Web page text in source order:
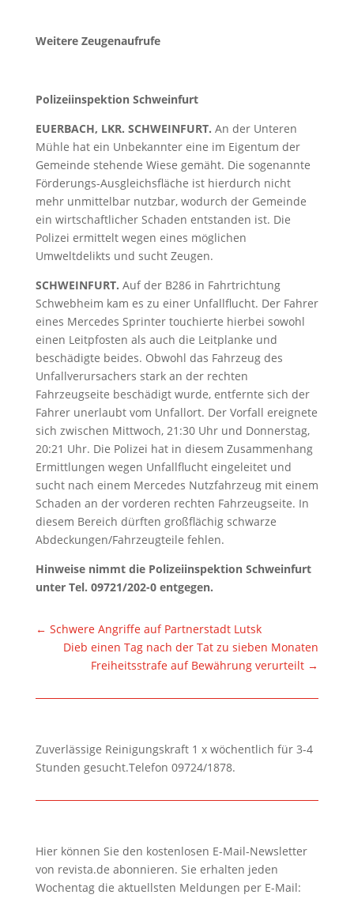
Weitere Zeugenaufrufe
Polizeiinspektion Schweinfurt
EUERBACH, LKR. SCHWEINFURT. An der Unteren
Mühle hat ein Unbekannter eine im Eigentum der
Gemeinde stehende Wiese gemäht. Die sogenannte
Förderungs-Ausgleichsfläche ist hierdurch nicht
mehr unmittelbar nutzbar, wodurch der Gemeinde
ein wirtschaftlicher Schaden entstanden ist. Die
Polizei ermittelt wegen eines möglichen
Umweltdelikts und sucht Zeugen.
SCHWEINFURT. Auf der B286 in Fahrtrichtung
Schwebheim kam es zu einer Unfallflucht. Der Fahrer
eines Mercedes Sprinter touchierte hierbei sowohl
einen Leitpfosten als auch die Leitplanke und
beschädigte beides. Obwohl das Fahrzeug des
Unfallverursachers stark an der rechten
Fahrzeugseite beschädigt wurde, entfernte sich der
Fahrer unerlaubt vom Unfallort. Der Vorfall ereignete
sich zwischen Mittwoch, 21:30 Uhr und Donnerstag,
20:21 Uhr. Die Polizei hat in diesem Zusammenhang
Ermittlungen wegen Unfallflucht eingeleitet und
sucht nach einem Mercedes Nutzfahrzeug mit einem
Schaden an der vorderen rechten Fahrzeugseite. In
diesem Bereich dürften großflächig schwarze
Abdeckungen/Fahrzeugteile fehlen.
Hinweise nimmt die Polizeiinspektion Schweinfurt
unter Tel. 09721/202-0 entgegen.
← Schwere Angriffe auf Partnerstadt Lutsk
Dieb einen Tag nach der Tat zu sieben Monaten
Freiheitsstrafe auf Bewährung verurteilt →
Zuverlässige Reinigungskraft 1 x wöchentlich für 3-4
Stunden gesucht.Telefon 09724/1878.
Hier können Sie den kostenlosen E-Mail-Newsletter
von revista.de abonnieren. Sie erhalten jeden
Wochentag die aktuellsten Meldungen per E-Mail: